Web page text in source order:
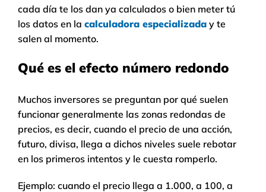
cada día te los dan ya calculados o bien meter tú
los datos en la calculadora especializada y te
salen al momento.
Qué es el efecto número redondo
Muchos inversores se preguntan por qué suelen
funcionar generalmente las zonas redondas de
precios, es decir, cuando el precio de una acción,
futuro, divisa, llega a dichos niveles suele rebotar
en los primeros intentos y le cuesta romperlo.
Ejemplo: cuando el precio llega a 1.000, a 100, a